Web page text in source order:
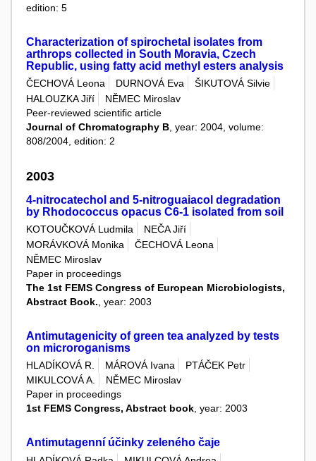
edition: 5
Characterization of spirochetal isolates from
arthrops collected in South Moravia, Czech
Republic, using fatty acid methyl esters analysis
ČECHOVÁ Leona DURNOVÁ Eva
ŠIKUTOVÁ Silvie
HALOUZKA Jiří
NĚMEC Miroslav
Peer-reviewed scientific article
Journal of Chromatography B , year: 2004, volume:
808/2004, edition: 2
2003
4-nitrocatechol and 5-nitroguaiacol degradation
by Rhodococcus opacus C6-1 isolated from soil
KOTOUČKOVÁ Ludmila
NEČA Jiří
MORÁVKOVÁ Monika
ČECHOVÁ Leona
NĚMEC Miroslav
Paper in proceedings
The 1st FEMS Congress of European Microbiologists,
Abstract Book. , year: 2003
Antimutagenicity of green tea analyzed by tests
on microroganisms
HLADÍKOVÁ R. MÁROVÁ Ivana
PTÁČEK Petr
MIKULCOVÁ A.
NĚMEC Miroslav
Paper in proceedings
1st FEMS Congress, Abstract book, year: 2003
Antimutagenní účinky zeleného čaje